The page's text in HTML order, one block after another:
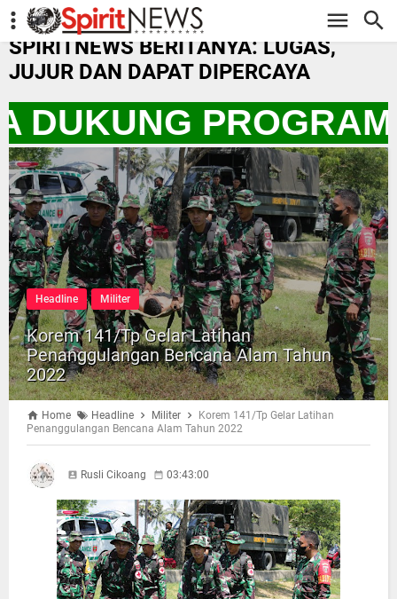
-->
SPIRITNEWS BERITANYA: LUGAS,
JUJUR DAN DAPAT DIPERCAYA
PROGRAM
Headline Militer
Korem 141/Tp Gelar Latihan
Penanggulangan Bencana Alam Tahun
2022
Home Headline Militer
Korem 141/Tp Gelar Latihan
Penanggulangan Bencana Alam Tahun 2022
Rusli Cikoang 03:43:00